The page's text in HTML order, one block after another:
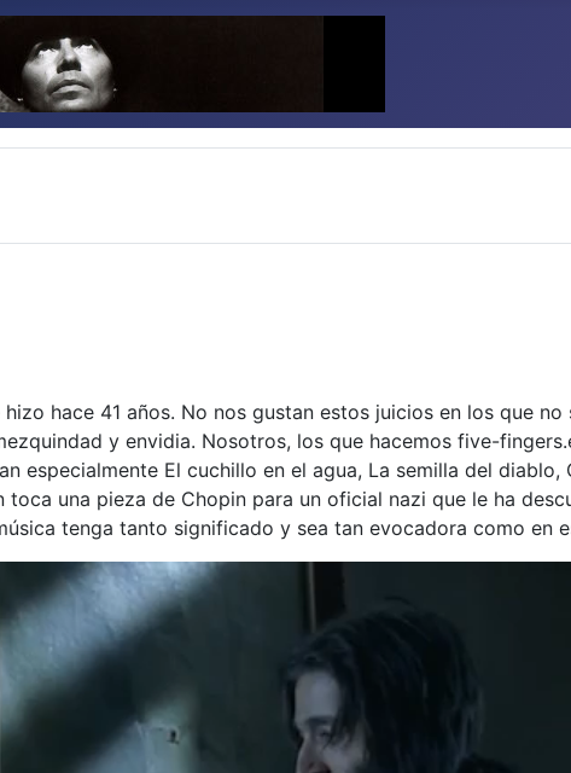
hace 41 años. No nos gustan estos juicios en los que no
y envidia. Nosotros, los que hacemos five-
especialmente El cuchillo en el agua, La semilla del diablo,
una pieza de Chopin para un oficial nazi que le ha
tenga tanto significado y sea tan evocadora como en